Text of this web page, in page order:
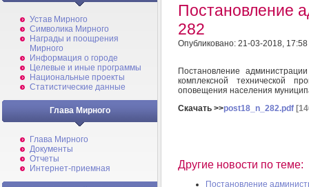
Устав Мирного
Символика Мирного
Награды и поощрения
Мирного
Информация о городе
Целевые и иные программы
Национальные проекты
Статистические данные
Глава Мирного
Глава Мирного
Документы
Отчеты
Интернет-приемная
Постановление
282
Опубликовано: 21-03-2018, 17:58
Постановление
комплексной технической
оповещения населения
Скачать >>post18_n_282.pdf
Другие новости по теме:
Постановление